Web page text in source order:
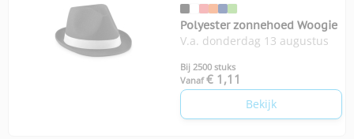
Polyester zonnehoed Woogie
V.a. donderdag 13 augustus
Bij 2500 stuks
Vanaf € 1,11
Bekijk